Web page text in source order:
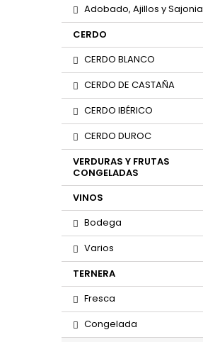
Adobado, Ajillos y Sajonia
CERDO
CERDO BLANCO
CERDO DE CASTAÑA
CERDO IBÉRICO
CERDO DUROC
VERDURAS Y FRUTAS
CONGELADAS
VINOS
Bodega
Varios
TERNERA
Fresca
Congelada